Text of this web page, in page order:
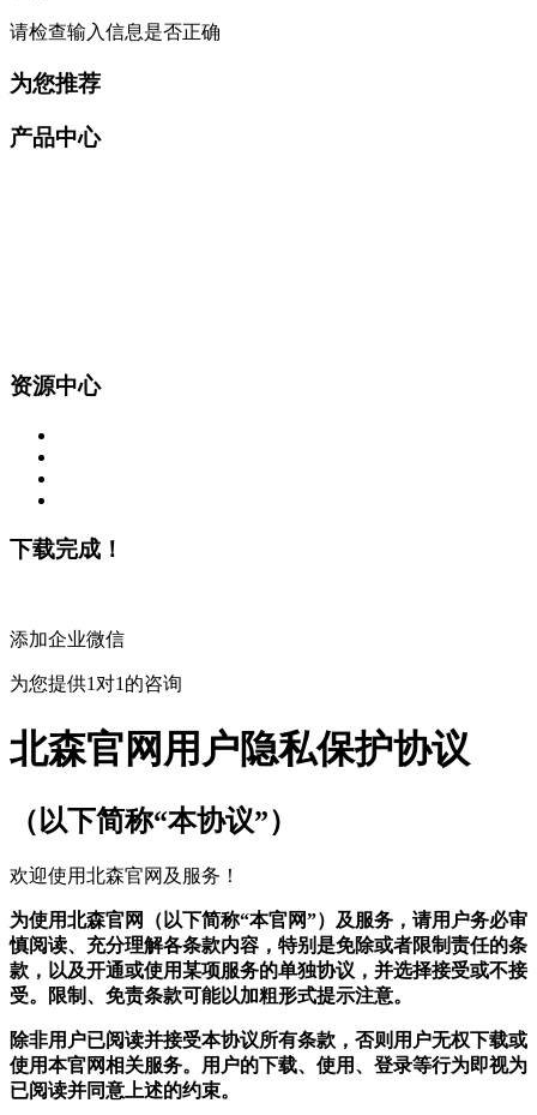
请检查输入信息是否正确
为您推荐
产品中心
资源中心
下载完成！
添加企业微信
为您提供1对1的咨询
北森官网用户隐私保护协议
（以下简称“本协议”）
欢迎使用北森官网及服务！
为使用北森官网（以下简称“本官网”）及服务，请用户务必审
慎阅读、充分理解各条款内容，特别是免除或者限制责任的条
款，以及开通或使用某项服务的单独协议，并选择接受或不接
受。限制、免责条款可能以加粗形式提示注意。
除非用户已阅读并接受本协议所有条款，否则用户无权下载或
使用本官网相关服务。用户的下载、使用、登录等行为即视为
已阅读并同意上述的约束。